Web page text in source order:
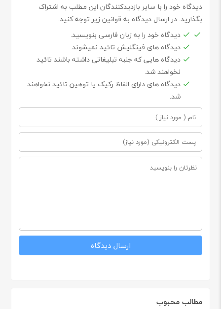
مطالب محبوب
دیدگاه خود را با سایر بازدیدکنندگان این مطلب به اشتراک
بگذارید. در ارسال دیدگاه به قوانین زیر توجه کنید.
دیدگاه خود را به زبان فارسی بنویسید.
دیدگاه های فینگلیش تائید نمیشوند.
دیدگاه هایی که جنبه تبلیغاتی داشته باشند تائید
نخواهند شد.
دیدگاه های دارای الفاظ رکیک یا توهین تائید نخواهند
شد.